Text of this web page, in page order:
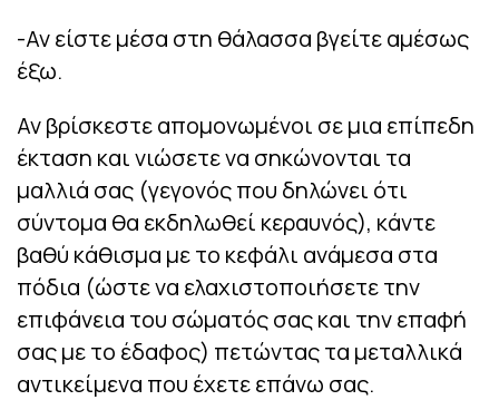
-Αν είστε μέσα στη θάλασσα βγείτε αμέσως
έξω.
Αν βρίσκεστε απομονωμένοι σε μια επίπεδη
έκταση και νιώσετε να σηκώνονται τα
μαλλιά σας (γεγονός που δηλώνει ότι
σύντομα θα εκδηλωθεί κεραυνός), κάντε
βαθύ κάθισμα με το κεφάλι ανάμεσα στα
πόδια (ώστε να ελαχιστοποιήσετε την
επιφάνεια του σώματός σας και την επαφή
σας με το έδαφος) πετώντας τα μεταλλικά
αντικείμενα που έχετε επάνω σας.